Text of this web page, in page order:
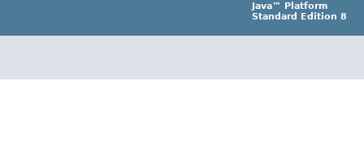
Java™ Platform
Standard Edition 8